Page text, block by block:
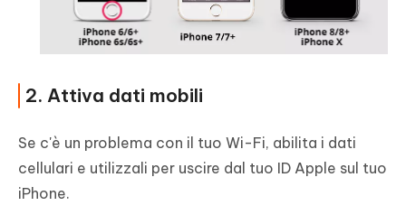
2. Attiva dati mobili
Se c'è un problema con il tuo Wi-Fi, abilita i dati
cellulari e utilizzali per uscire dal tuo ID Apple sul tuo
iPhone.